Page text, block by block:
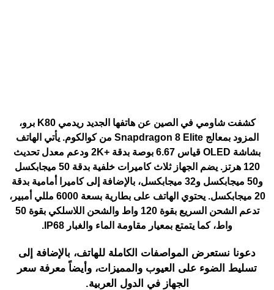
كشفت شاومي في الصين عن هاتفها الجديد ريدمي K80 برو،
المزود بمعالج Snapdragon 8 Elite من كوالكوم. يأتي الهاتف
بشاشة OLED قياس 6.67 بوصة بدقة +2K ودعم معدل تحديث
120 هرتز. يضم الجهاز ثلاث كاميرات خلفية بدقة 50 ميجابكسل
و50 ميجابكسل و32 ميجابكسل، بالإضافة إلى كاميرا أمامية بدقة
20 ميجابكسل. يحتوي الهاتف على بطارية بسعة 6000 مللي أمبير،
تدعم الشحن السريع بقوة 120 واط والشحن اللاسلكي بقوة 50
واط، كما يتمتع بمعيار مقاومة الماء والغبار IP68.
دعونا نستعرض المواصفات الكاملة للهاتف، بالإضافة إلى
تسليط الضوء على العيوب والمميزات، وأيضاً معرفة سعر
الجهاز في الدول العربية.